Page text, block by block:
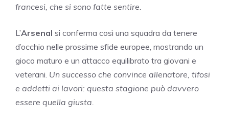
francesi, che si sono fatte sentire.
L’Arsenal si conferma così una squadra da tenere
d’occhio nelle prossime sfide europee, mostrando un
gioco maturo e un attacco equilibrato tra giovani e
veterani. Un successo che convince allenatore, tifosi
e addetti ai lavori: questa stagione può davvero
essere quella giusta.